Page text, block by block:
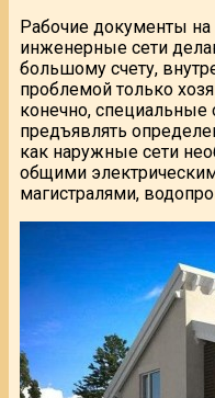
Рабочие документы
инженерные сети
большому счету,
проблемой только
конечно,
предъявлять
как наружные сети
общими
магистралями,